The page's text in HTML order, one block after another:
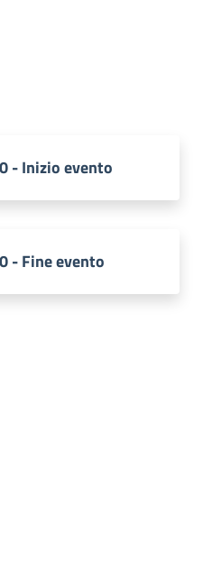
- Inizio evento
- Fine evento